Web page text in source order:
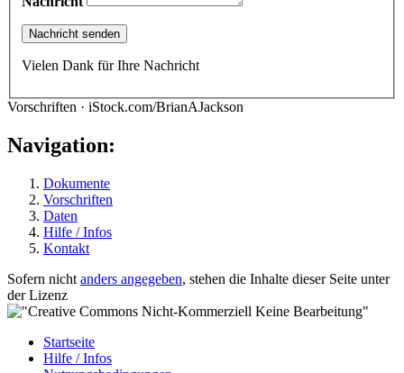
Vielen Dank für Ihre Nachricht
Vorschriften · iStock.com/BrianAJackson
Navigation:
Dokumente
Vorschriften
Daten
Hilfe / Infos
Kontakt
Sofern nicht anders angegeben, stehen die Inhalte dieser Seite unter
der Lizenz
Startseite
Hilfe / Infos